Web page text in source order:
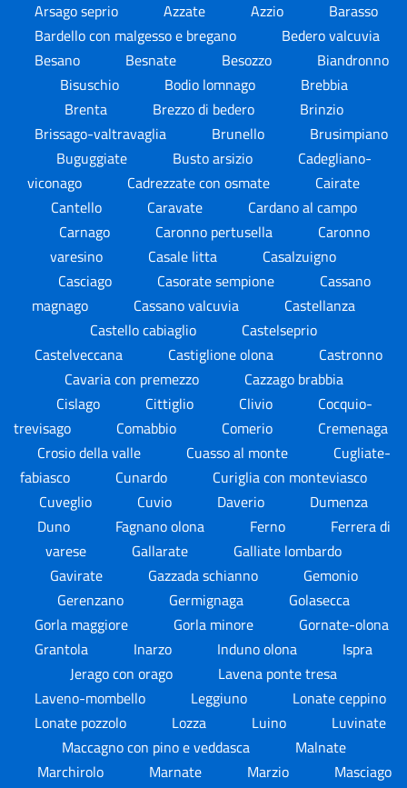
Arsago seprio
Azzate Azzio
Barasso
Bardello con malgesso e bregano
Bedero valcuvia
Besano
Besnate Besozzo
Biandronno
Bisuschio
Bodio lomnago
Brebbia
Brenta
Brezzo di bedero
Brinzio
Brissago-valtravaglia
Brunello
Brusimpiano
Buguggiate
Busto arsizio
Cadegliano-
viconago
Cadrezzate con osmate
Cairate
Cantello
Caravate
Cardano al campo
Carnago
Caronno pertusella
Caronno
varesino
Casale litta
Casalzuigno
Casciago
Casorate sempione
Cassano
magnago
Cassano valcuvia
Castellanza
Castello cabiaglio
Castelseprio
Castelveccana
Castiglione olona
Castronno
Cavaria con premezzo
Cazzago brabbia
Cislago
Cittiglio Clivio
Cocquio-
trevisago
Comabbio Comerio
Cremenaga
Crosio della valle
Cuasso al monte
Cugliate-
fabiasco
Cunardo
Curiglia con monteviasco
Cuveglio
Cuvio Daverio
Dumenza
Duno
Fagnano olona Ferno
Ferrera di
varese
Gallarate
Galliate lombardo
Gavirate
Gazzada schianno
Gemonio
Gerenzano
Germignaga
Golasecca
Gorla maggiore
Gorla minore
Gornate-olona
Grantola
Inarzo Induno olona
Ispra
Jerago con orago
Lavena ponte tresa
Laveno-mombello
Leggiuno
Lonate ceppino
Lonate pozzolo
Lozza Luino
Luvinate
Maccagno con pino e veddasca
Malnate
Marchirolo
Marnate Marzio
Masciago